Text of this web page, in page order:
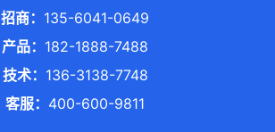
招商： 135-6041-0649
产品： 182-1888-7488
技术： 136-3138-7748
客服： 400-600-9811